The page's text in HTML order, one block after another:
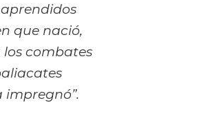
que nació,
los combates